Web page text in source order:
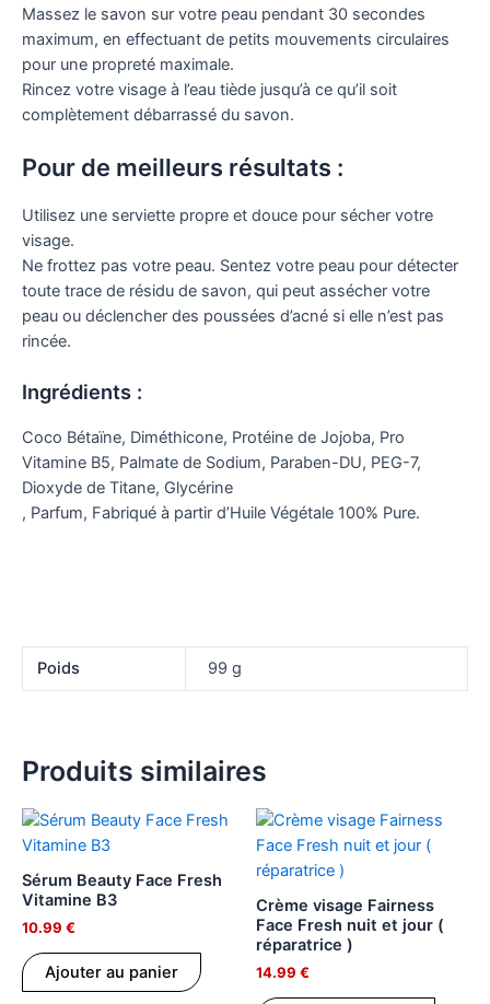
Massez le savon sur votre peau pendant 30 secondes
maximum, en effectuant de petits mouvements circulaires
pour une propreté maximale.
Rincez votre visage à l’eau tiède jusqu’à ce qu’il soit
complètement débarrassé du savon.
Pour de meilleurs résultats :
Utilisez une serviette propre et douce pour sécher votre
visage.
Ne frottez pas votre peau. Sentez votre peau pour détecter
toute trace de résidu de savon, qui peut assécher votre
peau ou déclencher des poussées d’acné si elle n’est pas
rincée.
Ingrédients :
Coco Bétaïne, Diméthicone, Protéine de Jojoba, Pro
Vitamine B5, Palmate de Sodium, Paraben-DU, PEG-7,
Dioxyde de Titane, Glycérine
, Parfum, Fabriqué à partir d’Huile Végétale 100% Pure.
Poids 99 g
Produits similaires
Sérum Beauty Face Fresh
Vitamine B3
10.99 €
Ajouter au panier
Crème visage Fairness
Face Fresh nuit et jour (
réparatrice )
14.99 €